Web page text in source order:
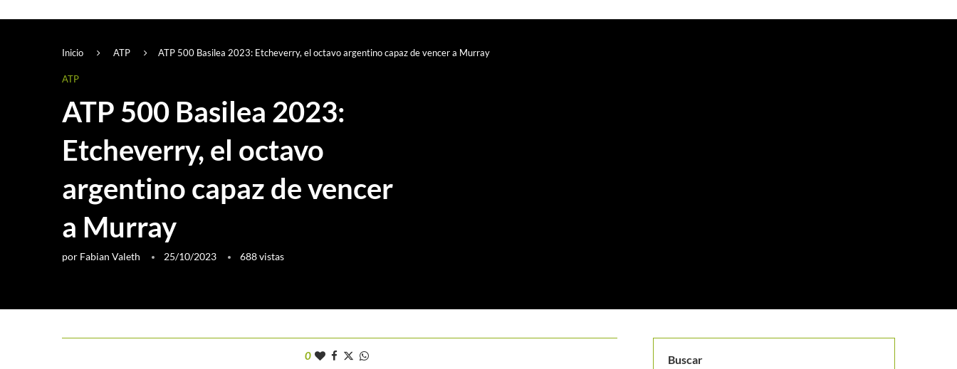
Inicio ATP ATP 500 Basilea 2023: Etcheverry, el octavo argentino capaz de vencer a Murray
ATP
ATP 500 Basilea 2023:
Etcheverry, el octavo
argentino capaz de vencer
a Murray
por Fabian Valeth 25/10/2023 688vistas
0 Buscar